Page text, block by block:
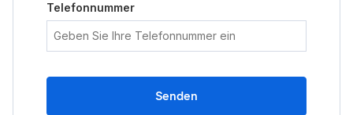
Telefonnummer
Senden